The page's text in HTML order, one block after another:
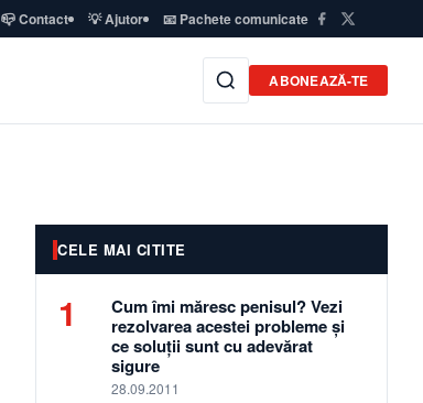
📪 Contact 💡 Ajutor 📧 Pachete comunicate
ABONEAZĂ-TE
CELE MAI CITITE
1
Cum îmi măresc penisul? Vezi
rezolvarea acestei probleme și
ce soluții sunt cu adevărat
sigure
28.09.2011